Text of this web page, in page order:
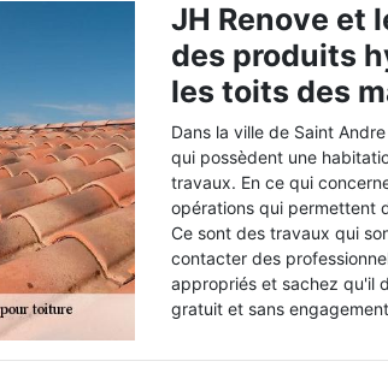
JH Renove et
des produits
les toits des
Dans la ville de Saint
qui possèdent une
travaux. En ce qui
opérations qui permettent
Ce sont des travaux qui
contacter des
appropriés et sachez qu'il
gratuit et sans